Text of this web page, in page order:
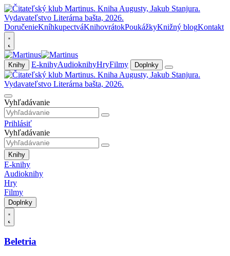
DoručenieKníhkupectváKnihovrátokPoukážkyKnižný blogKontakt
Knihy E-knihyAudioknihyHryFilmy Doplnky
Vyhľadávanie
Prihlásiť
Vyhľadávanie
Knihy
E-knihy
Audioknihy
Hry
Filmy
Doplnky
Beletria